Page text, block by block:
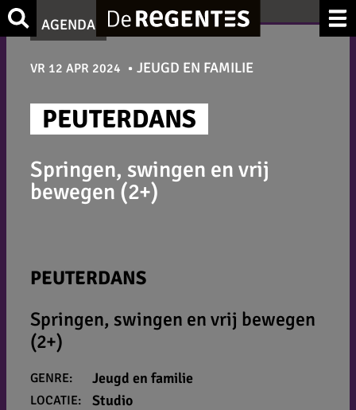
Ga
naar
Zoek
AGENDA
VR 12 APR 2024 JEUGD EN FAMILIE
PEUTERDANS
Springen, swingen en vrij
bewegen (2+)
PEUTERDANS
Springen, swingen en vrij bewegen
(2+)
GENRE: Jeugd en familie
LOCATIE: Studio